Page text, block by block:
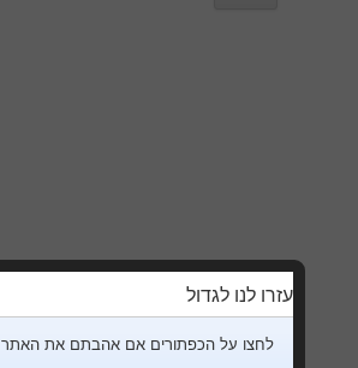
עזרו לנו לגדול
לחצו על הכפתורים אם אהבתם את האתר